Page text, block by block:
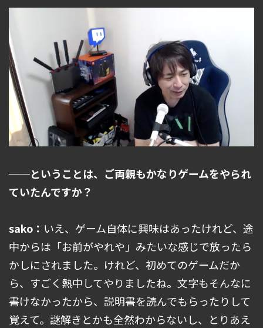
──ということは、ご両親もかなりゲームをやられ
ていたんですか？
sako： いえ、ゲーム自体に興味はあったけれど、途
中からは「お前がやれや」みたいな感じで放ったら
かしにされました。けれど、初めてのゲームだか
ら、すごく熱中してやりましたね。文字もそんなに
書けなかったから、説明書を読んでもらったりして
覚えて。謎解きとかも全然わからないし、とりあえ